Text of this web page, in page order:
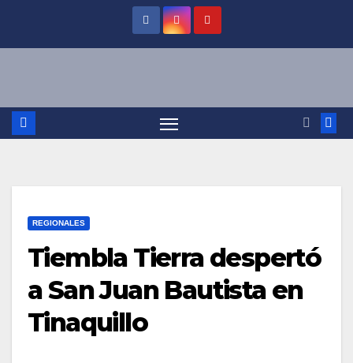
REGIONALES
Tiembla Tierra despertó
a San Juan Bautista en
Tinaquillo